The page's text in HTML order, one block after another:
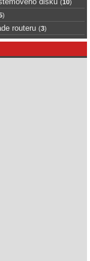
(10)
)
routeru (3)